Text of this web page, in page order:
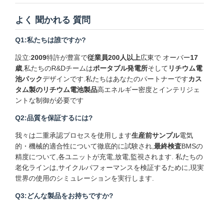
よく 聞かれる 質問
Q1:私たちは誰ですか?
設立:2009特許が豊富で従業員200人以上広東で オーバー17
歳 ,私たちのR&Dチームはポータブル発電所そして リチウム電
池パックデザインです.私たちはあなたのパートナーですカス
タム製のリチウム電池製品高エネルギー密度とインテリジェ
ントな制御が必要です
Q2:品質を保証するには?
我々は二重承認プロセスを使用します生産前サンプル電気
的・機械的適合性について徹底的に試験され, 最終検査BMSの
精度について,各ユニットが充電,放電,監視されます. 私たちの
老化ラインは,サイクルパフォーマンスを検証するために,現実
世界の使用のシミュレーションを実行します.
Q3:どんな製品をお持ちですか?